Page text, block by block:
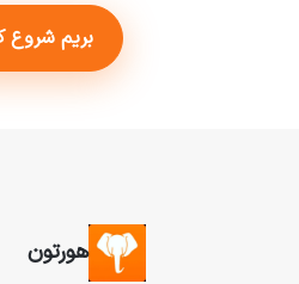
بریم شروع
هورتون